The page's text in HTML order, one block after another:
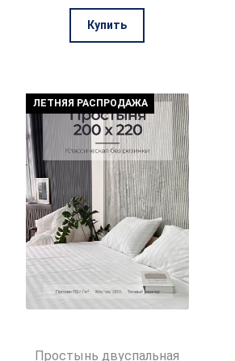
составляла
4070₽.
Купить
ЛЕТНЯЯ РАСПРОДАЖА
Простынь двуспальная